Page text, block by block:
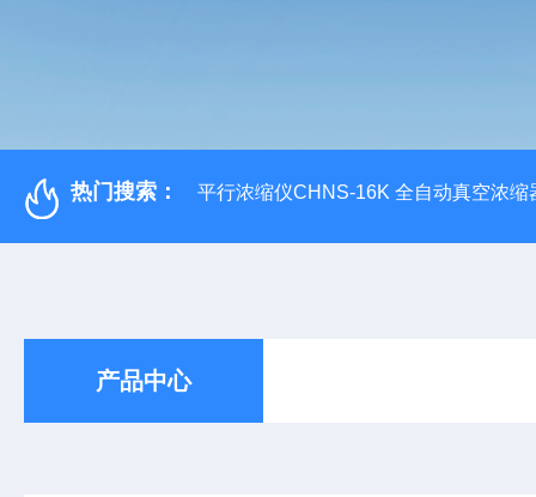
热门搜索： 平行浓缩仪CHNS-16K 全自动真空浓缩
产品中心